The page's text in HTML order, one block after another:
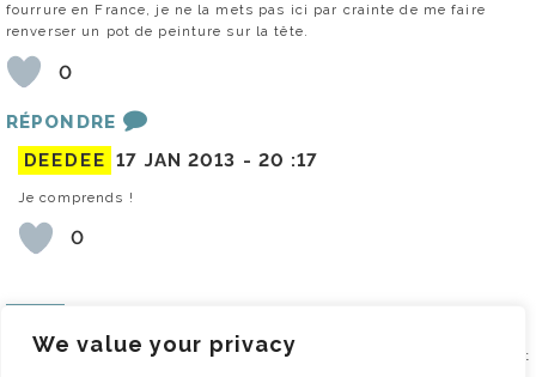
We value your privacy
fourrure en France, je ne la mets pas ici par crainte de me faire
renverser un pot de peinture sur la tête.
0
RÉPONDRE
DEEDEE 17 JAN 2013 - 20 :17
Je comprends !
0
Je ne comprends pas les gens anti-chasseurs… ce qui est dérangeant